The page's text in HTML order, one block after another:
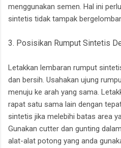
menggunakan semen. Hal ini
sintetis tidak tampak
3. Posisikan Rumput Sintetis
Letakkan lembaran rumput
dan bersih. Usahakan ujung
menuju ke arah yang sama.
rapat satu sama lain dengan
sintetis jika melebihi batas area
Gunakan cutter dan gunting
alat-alat potong yang anda